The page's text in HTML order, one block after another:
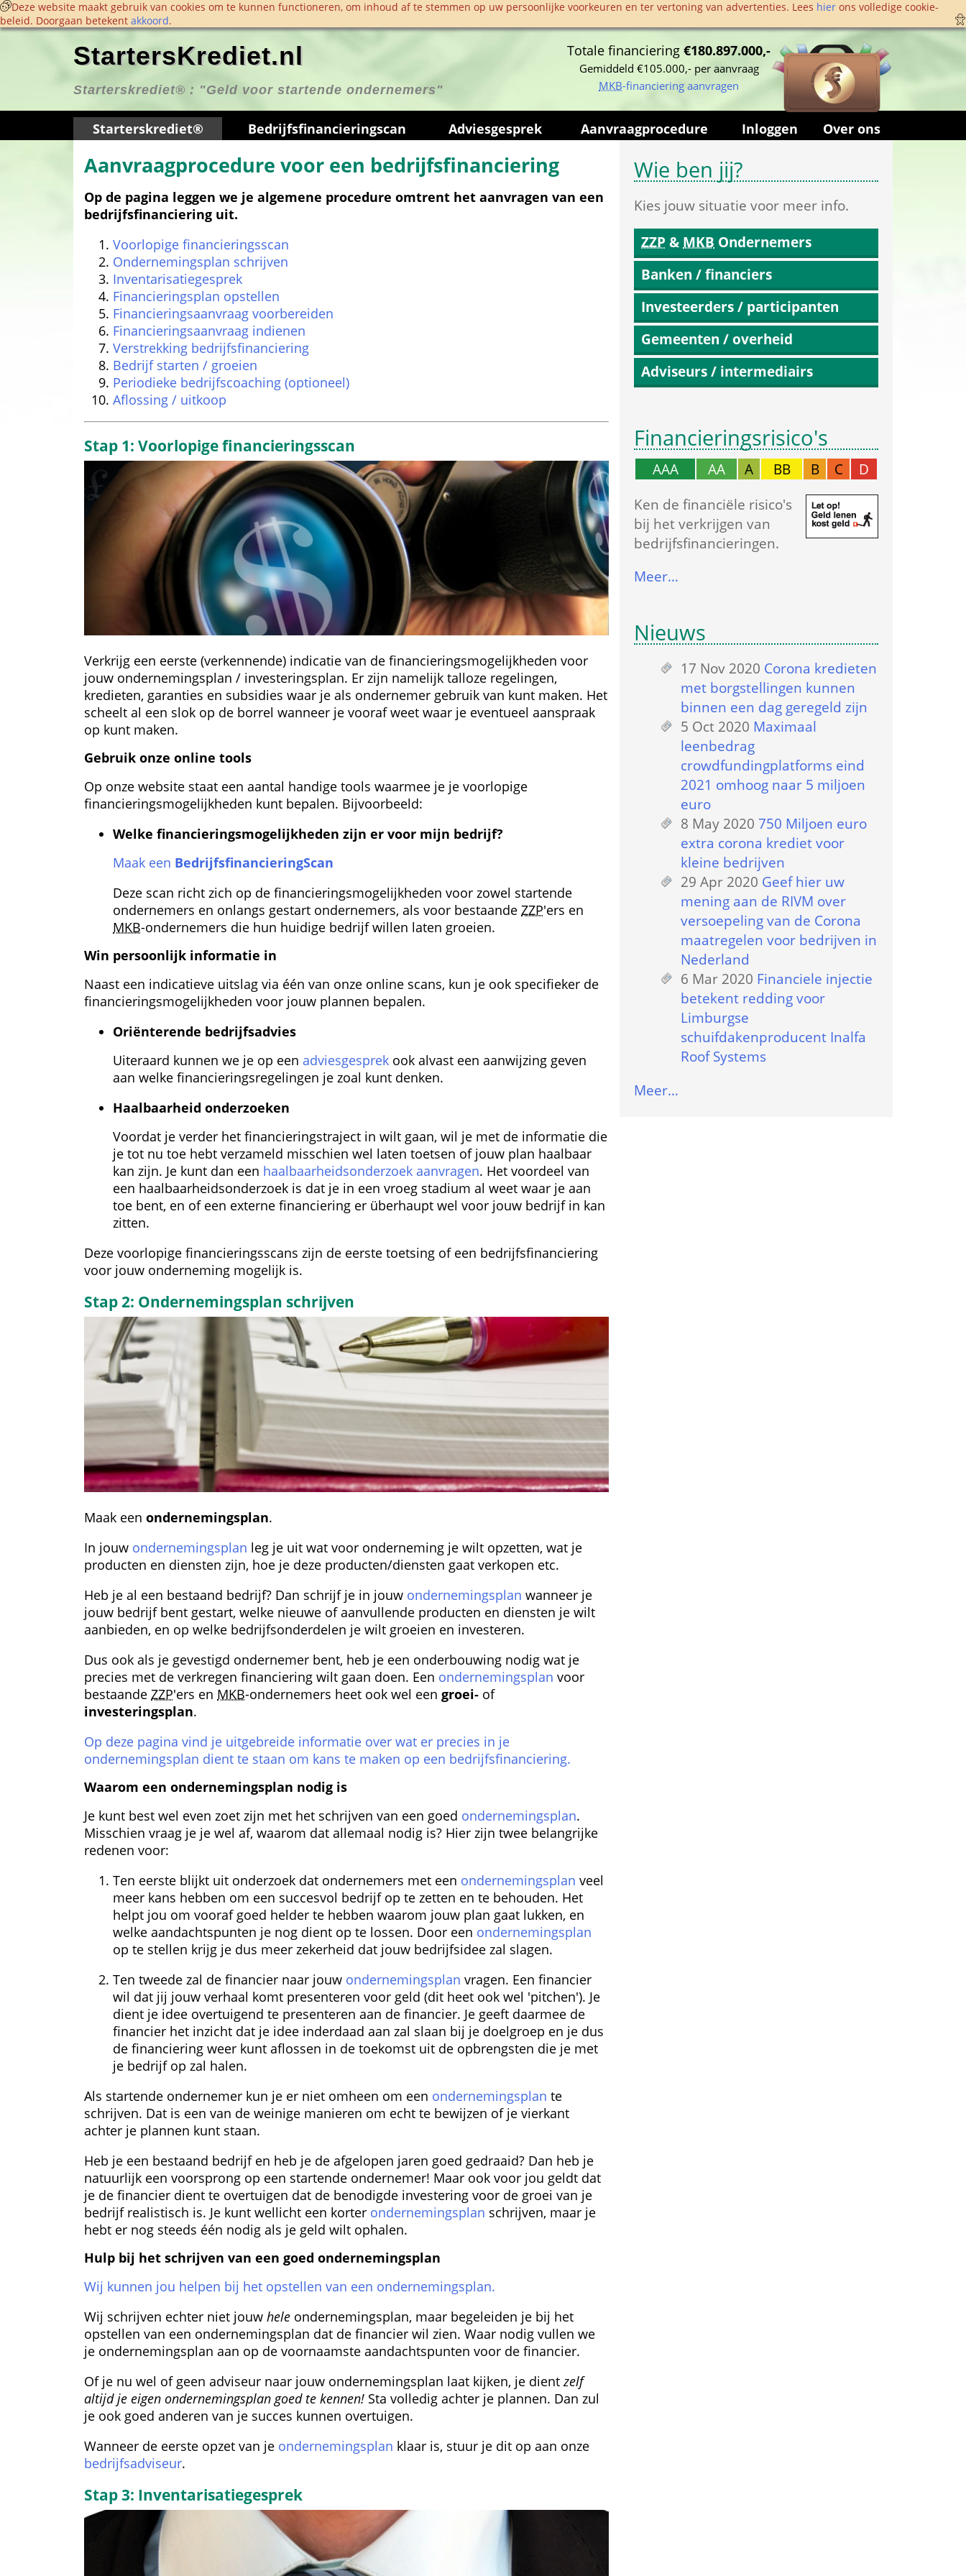
Deze website maakt gebruik van cookies om te kunnen functioneren, om inhoud af te stemmen op uw persoonlijke voorkeuren en ter vertoning van advertenties. Lees hier ons volledige cookie­
beleid. Doorgaan betekent akkoord.
Totale financiering €180.897.000,-
Gemiddeld €105.000,- per aanvraag
MKB-financiering aanvragen
StartersKrediet.nl
Starterskrediet® : "Geld voor startende ondernemers"
Starterskrediet® Bedrijfs­financiering­scan Advies­gesprek Aanvraag­procedure Inloggen Over ons
Aanvraagprocedure voor een bedrijfsfinanciering
Op de pagina leggen we je algemene procedure omtrent het aanvragen van een
bedrijfsfinanciering uit.
Voorlopige financieringsscan
Ondernemingsplan schrijven
Inventarisatiegesprek
Financieringsplan opstellen
Financieringsaanvraag voorbereiden
Financieringsaanvraag indienen
Verstrekking bedrijfsfinanciering
Bedrijf starten / groeien
Periodieke bedrijfscoaching (optioneel)
Aflossing / uitkoop
Stap 1: Voorlopige financieringsscan
Verkrijg een eerste (verkennende) indicatie van de financieringsmogelijkheden voor
jouw ondernemingsplan / investeringsplan. Er zijn namelijk talloze regelingen,
kredieten, garanties en subsidies waar je als ondernemer gebruik van kunt maken. Het
scheelt al een slok op de borrel wanneer je vooraf weet waar je eventueel aanspraak
op kunt maken.
Gebruik onze online tools
Op onze website staat een aantal handige tools waarmee je je voorlopige
financierings­mogelijkheden kunt bepalen. Bijvoorbeeld:
Welke financierings­mogelijkheden zijn er voor mijn bedrijf?
Maak een Bedrijfs­financiering­Scan
Deze scan richt zich op de financierings­mogelijkheden voor zowel startende
ondernemers en onlangs gestart ondernemers, als voor bestaande ZZP'ers en
MKB-ondernemers die hun huidige bedrijf willen laten groeien.
Win persoonlijk informatie in
Naast een indicatieve uitslag via één van onze online scans, kun je ook specifieker de
financierings­mogelijkheden voor jouw plannen bepalen.
Oriënterende bedrijfs­advies
Uiteraard kunnen we je op een adviesgesprek ook alvast een aanwijzing geven
aan welke financierings­regelingen je zoal kunt denken.
Haalbaarheid onderzoeken
Voordat je verder het financierings­traject in wilt gaan, wil je met de informatie die
je tot nu toe hebt verzameld misschien wel laten toetsen of jouw plan haalbaar
kan zijn. Je kunt dan een haalbaarheids­onderzoek aanvragen. Het voordeel van
een haalbaarheids­onderzoek is dat je in een vroeg stadium al weet waar je aan
toe bent, en of een externe financiering er überhaupt wel voor jouw bedrijf in kan
zitten.
Deze voorlopige financierings­scans zijn de eerste toetsing of een bedrijfsfinanciering
voor jouw onderneming mogelijk is.
Stap 2: Ondernemingsplan schrijven
Maak een ondernemingsplan.
In jouw ondernemingsplan leg je uit wat voor onderneming je wilt opzetten, wat je
producten en diensten zijn, hoe je deze producten/diensten gaat verkopen etc.
Heb je al een bestaand bedrijf? Dan schrijf je in jouw ondernemingsplan wanneer je
jouw bedrijf bent gestart, welke nieuwe of aanvullende producten en diensten je wilt
aanbieden, en op welke bedrijfsonderdelen je wilt groeien en investeren.
Dus ook als je gevestigd ondernemer bent, heb je een onderbouwing nodig wat je
precies met de verkregen financiering wilt gaan doen. Een ondernemingsplan voor
bestaande ZZP'ers en MKB-ondernemers heet ook wel een groei- of
investeringsplan.
Op deze pagina vind je uitgebreide informatie over wat er precies in je
ondernemingsplan dient te staan om kans te maken op een bedrijfs­financiering.
Waarom een ondernemings­plan nodig is
Je kunt best wel even zoet zijn met het schrijven van een goed ondernemingsplan.
Misschien vraag je je wel af, waarom dat allemaal nodig is? Hier zijn twee belangrijke
redenen voor:
Ten eerste blijkt uit onderzoek dat ondernemers met een ondernemingsplan veel
meer kans hebben om een succesvol bedrijf op te zetten en te behouden. Het
helpt jou om vooraf goed helder te hebben waarom jouw plan gaat lukken, en
welke aandachtspunten je nog dient op te lossen. Door een ondernemingsplan
op te stellen krijg je dus meer zekerheid dat jouw bedrijfsidee zal slagen.
Ten tweede zal de financier naar jouw ondernemingsplan vragen. Een financier
wil dat jij jouw verhaal komt presenteren voor geld (dit heet ook wel 'pitchen'). Je
dient je idee overtuigend te presenteren aan de financier. Je geeft daarmee de
financier het inzicht dat je idee inderdaad aan zal slaan bij je doelgroep en je dus
de financiering weer kunt aflossen in de toekomst uit de opbrengsten die je met
je bedrijf op zal halen.
Als startende ondernemer kun je er niet omheen om een ondernemingsplan te
schrijven. Dat is een van de weinige manieren om echt te bewijzen of je vierkant
achter je plannen kunt staan.
Heb je een bestaand bedrijf en heb je de afgelopen jaren goed gedraaid? Dan heb je
natuurlijk een voorsprong op een startende ondernemer! Maar ook voor jou geldt dat
je de financier dient te overtuigen dat de benodigde investering voor de groei van je
bedrijf realistisch is. Je kunt wellicht een korter ondernemingsplan schrijven, maar je
hebt er nog steeds één nodig als je geld wilt ophalen.
Hulp bij het schrijven van een goed ondernemingsplan
Wij kunnen jou helpen bij het opstellen van een ondernemingsplan.
Wij schrijven echter niet jouw hele ondernemingsplan, maar begeleiden je bij het
opstellen van een ondernemings­plan dat de financier wil zien. Waar nodig vullen we
je ondernemingsplan aan op de voornaamste aandachtspunten voor de financier.
Of je nu wel of geen adviseur naar jouw ondernemingsplan laat kijken, je dient zelf
altijd je eigen ondernemingsplan goed te kennen! Sta volledig achter je plannen. Dan zul
je ook goed anderen van je succes kunnen overtuigen.
Wanneer de eerste opzet van je ondernemingsplan klaar is, stuur je dit op aan onze
bedrijfsadviseur.
Stap 3: Inventarisatiegesprek
Wie ben jij?
Kies jouw situatie voor meer info.
ZZP & MKB Ondernemers
Banken / financiers
Investeerders / participanten
Gemeenten / overheid
Adviseurs / intermediairs
Financierings­risico's
AAA AA A BB B C
D
Ken de financiële risico's
bij het verkrijgen van
bedrijfs­financieringen.
Meer…
Nieuws
17 Nov 2020 Corona kredieten
met borgstellingen kunnen
binnen een dag geregeld zijn
5 Oct 2020 Maximaal
leenbedrag
crowdfundingplatforms eind
2021 omhoog naar 5 miljoen
euro
8 May 2020 750 Miljoen euro
extra corona krediet voor
kleine bedrijven
29 Apr 2020 Geef hier uw
mening aan de RIVM over
versoepeling van de Corona
maatregelen voor bedrijven in
Nederland
6 Mar 2020 Financiele injectie
betekent redding voor
Limburgse
schuifdakenproducent Inalfa
Roof Systems
Meer…